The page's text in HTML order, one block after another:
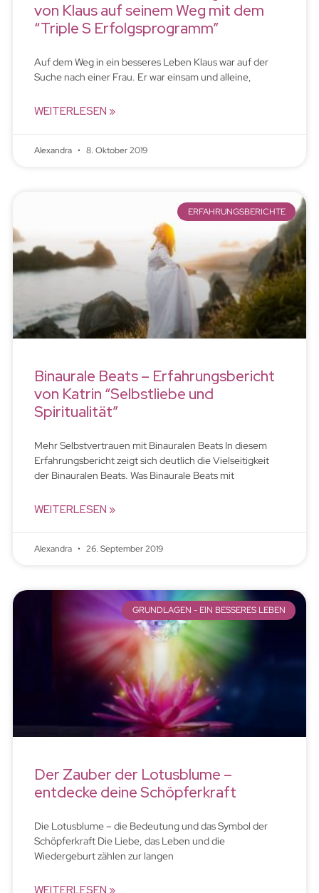
von Klaus auf seinem Weg mit dem
“Triple S Erfolgsprogramm”
Auf dem Weg in ein besseres Leben Klaus war auf der
Suche nach einer Frau. Er war einsam und alleine,
WEITERLESEN »
Alexandra 8. Oktober 2019
ERFAHRUNGSBERICHTE
Binaurale Beats – Erfahrungsbericht
von Katrin “Selbstliebe und
Spiritualität”
Mehr Selbstvertrauen mit Binauralen Beats In diesem
Erfahrungsbericht zeigt sich deutlich die Vielseitigkeit
der Binauralen Beats. Was Binaurale Beats mit
WEITERLESEN »
Alexandra 26. September 2019
GRUNDLAGEN - EIN BESSERES LEBEN
Der Zauber der Lotusblume –
entdecke deine Schöpferkraft
Die Lotusblume – die Bedeutung und das Symbol der
Schöpferkraft Die Liebe, das Leben und die
Wiedergeburt zählen zur langen